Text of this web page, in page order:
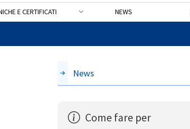
E CERTIFICATI NEWS
News
Come fare per